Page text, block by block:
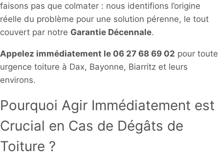
faisons pas que colmater : nous identifions l’origine
réelle du problème pour une solution pérenne, le tout
couvert par notre Garantie Décennale.
Appelez immédiatement le 06 27 68 69 02 pour toute
urgence toiture à Dax, Bayonne, Biarritz et leurs
environs.
Pourquoi Agir Immédiatement est
Crucial en Cas de Dégâts de
Toiture ?